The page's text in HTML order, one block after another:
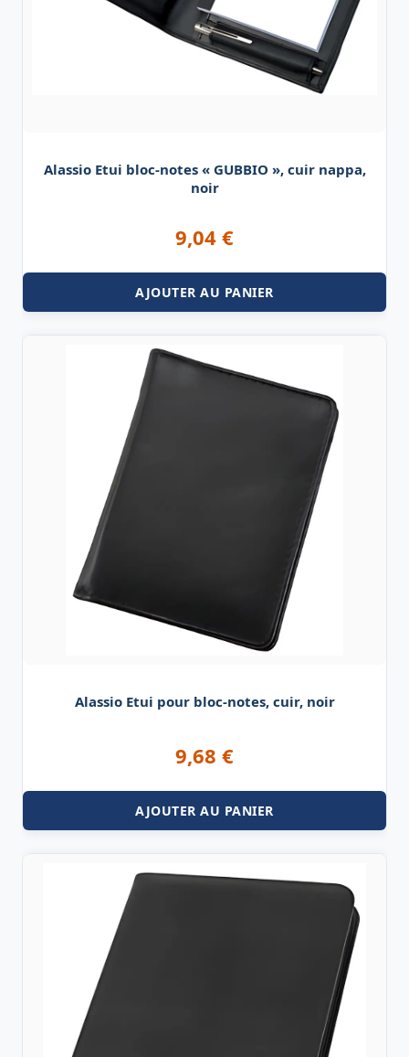
Alassio Etui bloc-notes « GUBBIO », cuir nappa,
noir
9,04 €
AJOUTER AU PANIER
Alassio Etui pour bloc-notes, cuir, noir
9,68 €
AJOUTER AU PANIER